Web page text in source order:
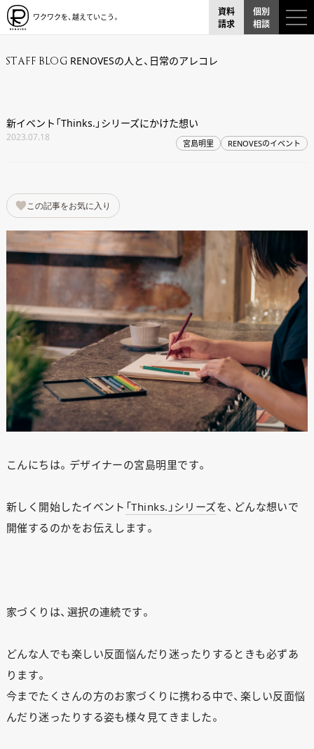
ワクワクを、越えていこう。
資料
請求
個別
相談
STAFF BLOG RENOVESの人と、日常のアレコレ
新イベント「Thinks.」シリーズにかけた想い
2023.07.18
宮島明里 RENOVESのイベント
この記事をお気に入り
こんにちは。デザイナーの宮島明里です。
新しく開始したイベント 「Thinks.」シリーズを、どんな想いで
開催するのかをお伝えします。
家づくりは、選択の連続です。
どんな人でも楽しい反面悩んだり迷ったりするときも必ずあ
ります。
今までたくさんの方のお家づくりに携わる中で、楽しい反面悩
んだり迷ったりする姿も様々見てきました。